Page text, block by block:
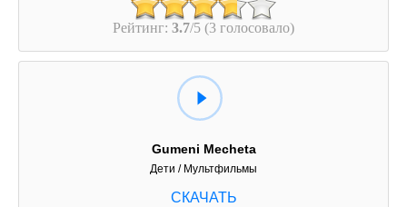
Рейтинг: 3.7/5 (3 голосовало)
Gumeni Mecheta
Дети / Мультфильмы